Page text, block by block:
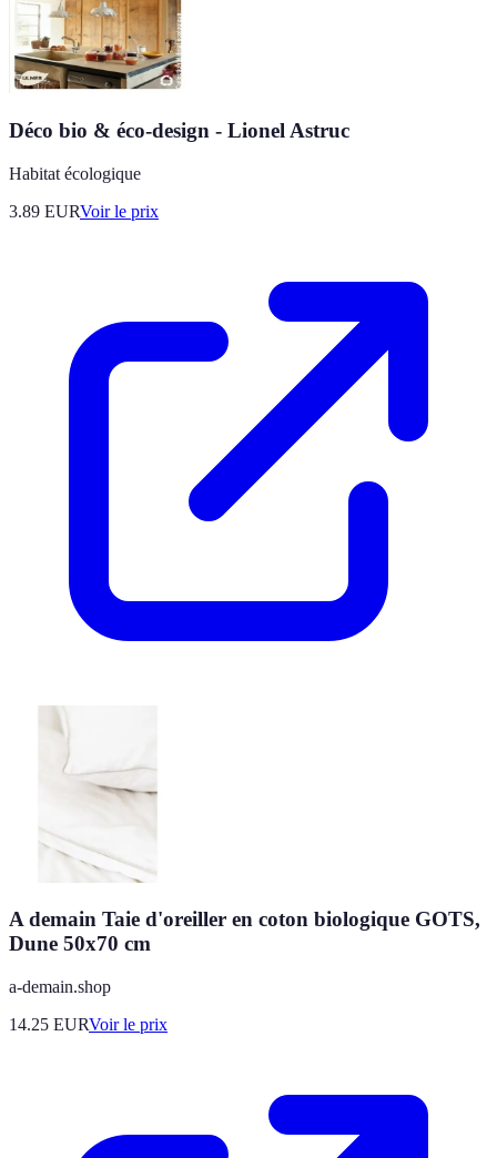
Déco bio & éco-design - Lionel Astruc
Habitat écologique
3.89 EURVoir le prix
A demain Taie d'oreiller en coton biologique GOTS,
Dune 50x70 cm
a-demain.shop
14.25 EURVoir le prix